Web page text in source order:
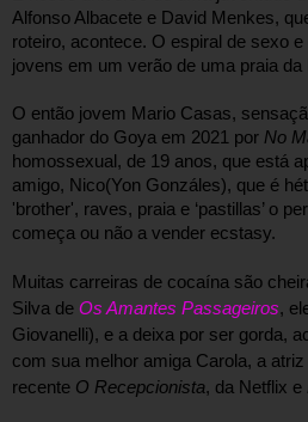
Alfonso Albacete e David Menkes,
roteiro, acontece. O espiral de sexo
jovens em um verão de uma praia da
O então jovem Mario Casas,
ganhador do Goya em 2021 por No
homossexual, de 19 anos, que está
amigo, Nico(Yon Gonzáles), que é
'brother', raves, praia e ‘pastillas’ o
Muitas carreiras de cocaína são
Silva de Os Amantes Passageiros,
Giovanelli), e a deixa por ser gorda,
com sua melhor amiga Carola, a
recente O Recepcionista, da Netflix e